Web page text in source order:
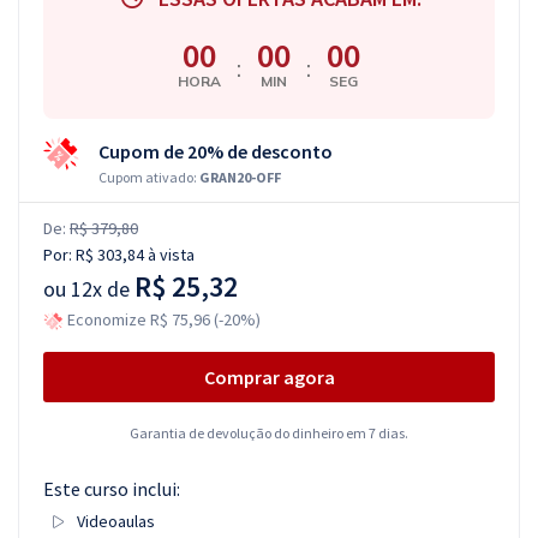
00
HORA : 00
MIN : 00
SEG
Cupom de 20% de desconto
Cupom ativado: GRAN20-OFF
De: R$ 379,80
Por: R$ 303,84à vista
ou 12x de R$ 25,32
Economize R$ 75,96 (-20%)
Comprar agora
Garantia de devolução do dinheiro em 7 dias.
Este curso inclui:
Videoaulas